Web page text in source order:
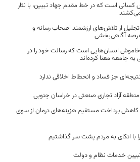
کسانی است که در خط مقدم جهاد تبیین، با نثار
از تلاش‌های ارزشمند اصحاب رسانه و
عرصه آگاهی‌بخشی
خاموش انسان‌هایی است که رسالت خود را در
جامعه معنا کرده‌اند
جز فساد و انحطاط اخلاقی ندارد
آزاد تجاری صنعتی در خراسان جنوبی
کاهش پرداخت مستقیم هزینه‌های درمان از سوی
با اتکای به مردم پشت سر گذاشتیم
خدمات نظام و دولت